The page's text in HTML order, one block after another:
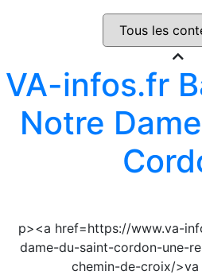
VA-infos.fr
Notre
p><a href=https://www.va-
dame-du-saint-cordon-une-
chemin-de-croix/